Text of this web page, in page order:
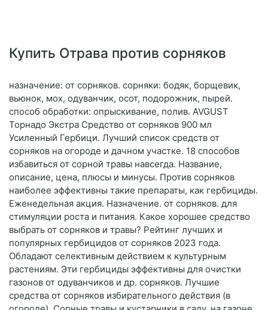
Купить Отрава против сорняков
назначение: от сорняков. сорняки: бодяк, борщевик,
вьюнок, мох, одуванчик, осот, подорожник, пырей.
способ обработки: опрыскивание, полив. AVGUST
Торнадо Экстра Средство от сорняков 900 мл
Усиленный Гербици. Лучший список средств от
сорняков на огороде и дачном участке. 18 способов
избавиться от сорной травы навсегда. Название,
описание, цена, плюсы и минусы. Против сорняков
наиболее эффективны такие препараты, как гербициды.
Еженедельная акция. Назначение. от сорняков. для
стимуляции роста и питания. Какое хорошее средство
выбрать от сорняков и травы? Рейтинг лучших и
популярных гербицидов от сорняков 2023 года.
Обладают селективным действием к культурным
растениям. Эти гербициды эффективны для очистки
газонов от одуванчиков и др. сорняков. Лучшие
средства от сорняков избирательного действия (в